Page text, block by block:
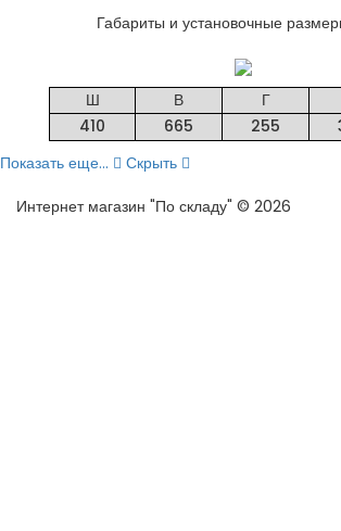
Габариты и установочные
Ш В Г
410
665 255
Показать еще...
Скрыть
Интернет магазин "По складу" © 2026